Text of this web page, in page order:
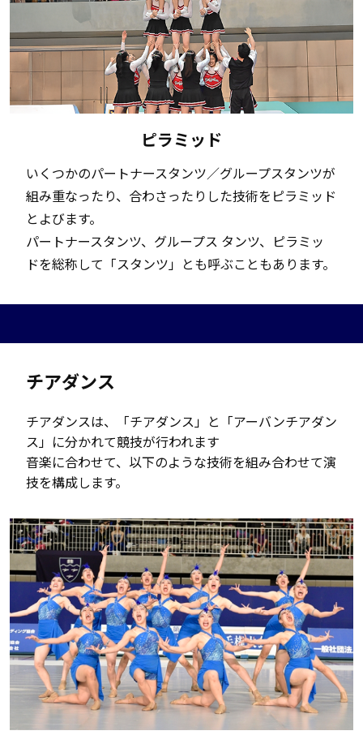
ピラミッド
いくつかのパートナースタンツ／グループスタンツが
組み重なったり、合わさったりした技術をピラミッド
とよびます。
パートナースタンツ、グループス タンツ、ピラミッ
ドを総称して「スタンツ」とも呼ぶこともあります。
チアダンス
チアダンスは、「チアダンス」と「アーバンチアダン
ス」に分かれて競技が行われます
音楽に合わせて、以下のような技術を組み合わせて演
技を構成します。